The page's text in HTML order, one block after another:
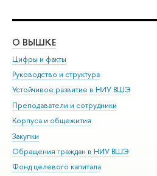
О ВЫШКЕ
Цифры и факты
Руководство и структура
Устойчивое развитие в НИУ ВШЭ
Преподаватели и сотрудники
Корпуса и общежития
Закупки
Обращения граждан в НИУ ВШЭ
Фонд целевого капитала